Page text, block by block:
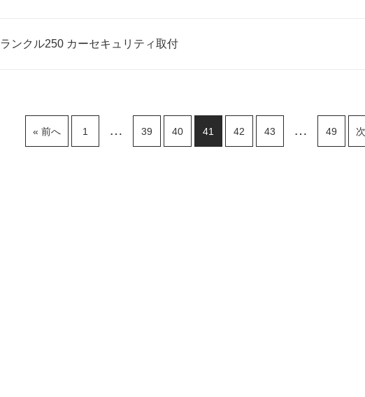
ランクル250 カーセキュリティ取付
« 前へ 1 … 39 40 41 42 43 … 49